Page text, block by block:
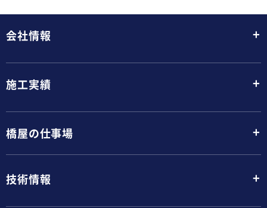
会社情報 +
施工実績 +
橋屋の仕事場 +
技術情報 +